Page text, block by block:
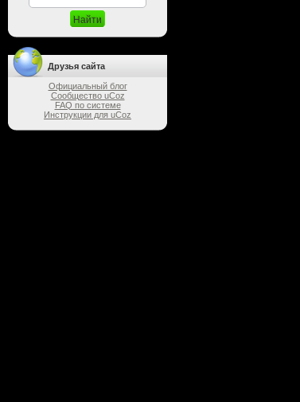
Друзья сайта
Официальный блог
Сообщество uCoz
FAQ по системе
Инструкции для uCoz